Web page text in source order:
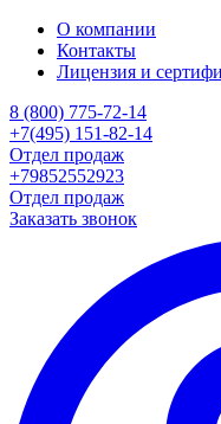
О компании
Контакты
Лицензия и
8 (800) 775-72-14
+7(495) 151-82-14
Отдел продаж
+79852552923
Отдел продаж
Заказать звонок